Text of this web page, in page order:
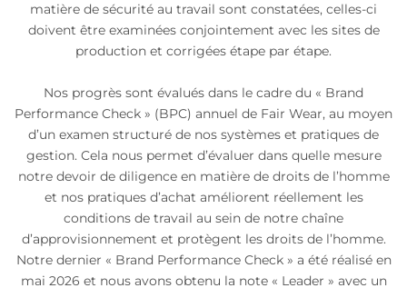
matière de sécurité au travail sont constatées, celles-ci
doivent être examinées conjointement avec les sites de
production et corrigées étape par étape.
Nos progrès sont évalués dans le cadre du « Brand
Performance Check » (BPC) annuel de Fair Wear, au moyen
d’un examen structuré de nos systèmes et pratiques de
gestion. Cela nous permet d’évaluer dans quelle mesure
notre devoir de diligence en matière de droits de l’homme
et nos pratiques d’achat améliorent réellement les
conditions de travail au sein de notre chaîne
d’approvisionnement et protègent les droits de l’homme.
Notre dernier « Brand Performance Check » a été réalisé en
mai 2026 et nous avons obtenu la note « Leader » avec un